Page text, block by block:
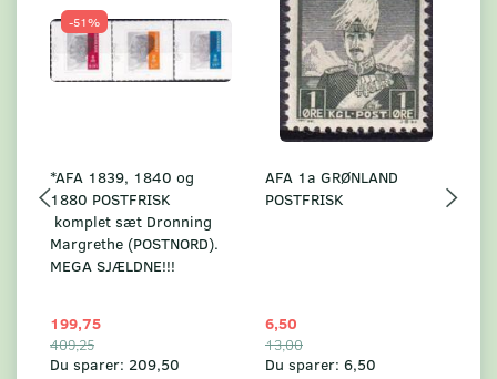
-51%
*AFA 1839, 1840 og
1880 POSTFRISK
komplet sæt Dronning
Margrethe (POSTNORD).
MEGA SJÆLDNE!!!
199,75
409,25
Du sparer: 209,50
AFA 1a GRØNLAND
POSTFRISK
6,50
13,00
Du sparer: 6,50